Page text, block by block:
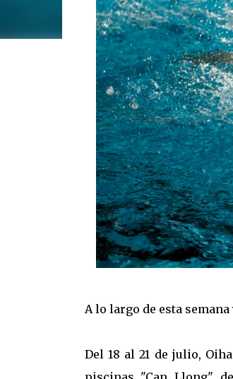
A lo largo de esta
Del 18 al 21 de julio,